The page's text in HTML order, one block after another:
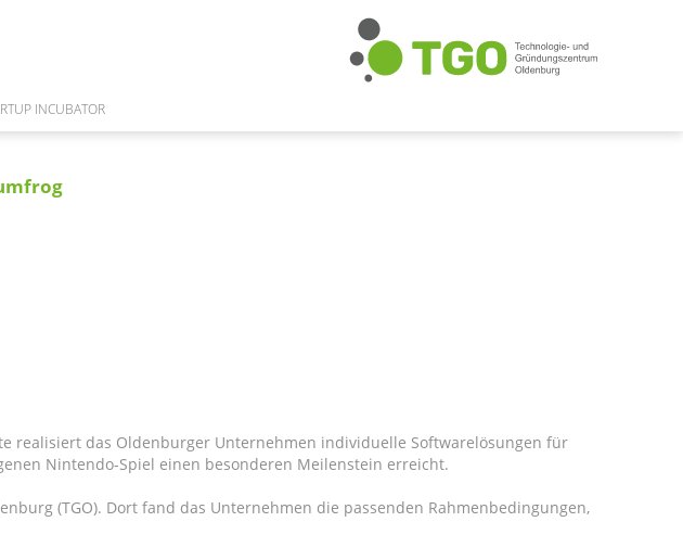
INCUBATOR
SPACE
realisiert das Oldenburger Unternehmen individuelle Softwarelösungen für
Nintendo-Spiel einen besonderen Meilenstein erreicht.
(TGO). Dort fand das Unternehmen die passenden Rahmenbedingungen,